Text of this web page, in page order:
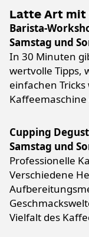
Latte Art mit
Barista-
Samstag und
In 30 Minuten
wertvolle Tipps,
einfachen
Cupping
Samstag und
Professionelle
Verschiedene
Vielfalt des